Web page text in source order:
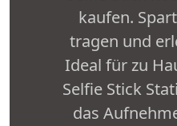
kaufen.
tragen und
Ideal für zu
Selfie Stick
das